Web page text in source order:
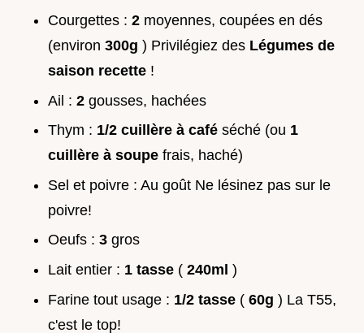
Courgettes : 2 moyennes, coupées en dés
(environ 300g ) Privilégiez des Légumes de
saison recette !
Ail : 2 gousses, hachées
Thym : 1/2 cuillère à café séché (ou 1
cuillère à soupe frais, haché)
Sel et poivre : Au goût Ne lésinez pas sur le
poivre!
Oeufs : 3 gros
Lait entier : 1 tasse ( 240ml )
Farine tout usage : 1/2 tasse ( 60g ) La T55,
c'est le top!